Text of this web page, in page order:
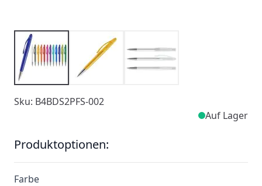
Sku: B4BDS2PFS-002
Auf Lager
Produktoptionen:
Farbe